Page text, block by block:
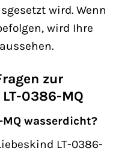
wird. Wenn
wird Ihre
zur
0386-MQ
wasserdicht?
LT-0386-